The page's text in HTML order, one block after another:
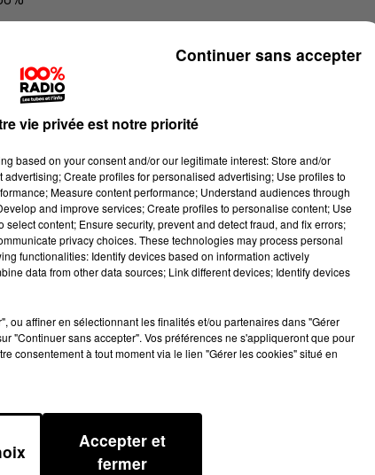
vie privée est notre priorité
based on your consent and/or our legitimate interest: Store and/or
Create profiles for personalised advertising; Use profiles to
Measure content performance; Understand audiences through
and improve services; Create profiles to personalise content; Use
content; Ensure security, prevent and detect fraud, and fix errors;
privacy choices. These technologies may process personal
functionalities: Identify devices based on information actively
data from other data sources; Link different devices; Identify devices
ou affiner en sélectionnant les finalités et/ou partenaires dans "Gérer
"Continuer sans accepter". Vos préférences ne s'appliqueront que pour
consentement à tout moment via le lien "Gérer les cookies" situé en
Accepter et
fermer
Continuer sans accepter